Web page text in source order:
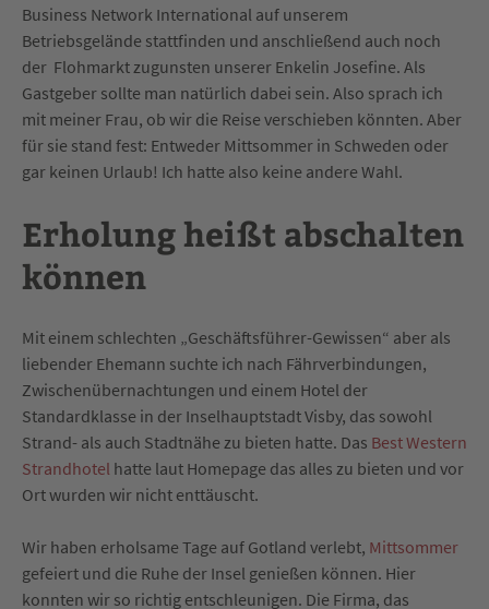
Business Network International auf unserem
Betriebsgelände stattfinden und anschließend auch noch
der Flohmarkt zugunsten unserer Enkelin Josefine. Als
Gastgeber sollte man natürlich dabei sein. Also sprach ich
mit meiner Frau, ob wir die Reise verschieben könnten. Aber
für sie stand fest: Entweder Mittsommer in Schweden oder
gar keinen Urlaub! Ich hatte also keine andere Wahl.
Erholung heißt abschalten
können
Mit einem schlechten „Geschäftsführer-Gewissen“ aber als
liebender Ehemann suchte ich nach Fährverbindungen,
Zwischenübernachtungen und einem Hotel der
Standardklasse in der Inselhauptstadt Visby, das sowohl
Strand- als auch Stadtnähe zu bieten hatte. Das Best Western
Strandhotel hatte laut Homepage das alles zu bieten und vor
Ort wurden wir nicht enttäuscht.
Wir haben erholsame Tage auf Gotland verlebt, Mittsommer
gefeiert und die Ruhe der Insel genießen können. Hier
konnten wir so richtig entschleunigen. Die Firma, das